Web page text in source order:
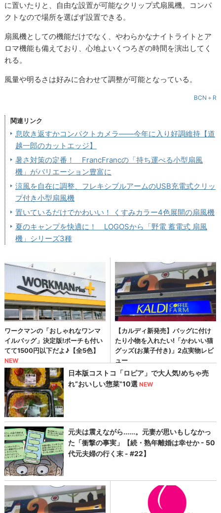
に置いたりと、自由な設置が可能なクリップ式扇風機。コンパ
クトなので場所を選ばず設置できる。
扇風機としての機能だけでなく、やわらかなナイトライトとア
ロマ機能も備えており、心地よいくつろぎの時間を演出してく
れる。
風量や明るさは好みに合わせて調整が可能となっている。
BCN＋R
関連リンク
息吹き返すかコンパクトカメラ――今年に入り好調維持【道
越一郎のカットエッジ】
暑さ対策の定番！ FrancFrancの「持ち運べる小型扇風
機」がバリエーション豊富に
涼風を自在に調整、フレキシブルアームのUSB充電式クリッ
プ付き小型扇風機
置いているだけでかわいい！ くすみカラー4色展開の扇風機
夏のキャンプを快適に！ LOGOSから「野電 蓄電式 扇風
機」シリーズ3種